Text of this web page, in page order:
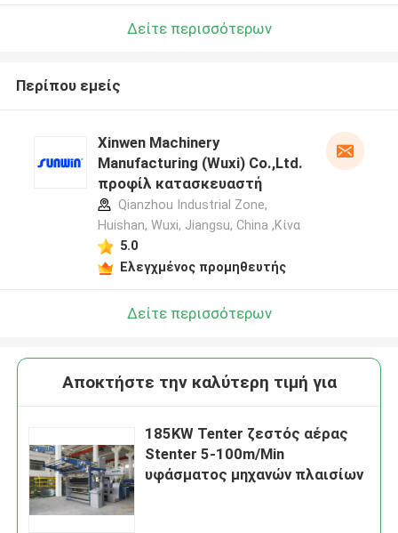
Δείτε περισσότερων
Περίπου εμείς
Xinwen Machinery
Manufacturing (Wuxi) Co.,Ltd.
προφίλ κατασκευαστή
Qianzhou Industrial Zone,
Huishan, Wuxi, Jiangsu, China ,Κίνα
5.0
Ελεγχμένος προμηθευτής
Δείτε περισσότερων
Αποκτήστε την καλύτερη τιμή για
185KW Tenter ζεστός αέρας
Stenter 5-100m/Min
υφάσματος μηχανών πλαισίων